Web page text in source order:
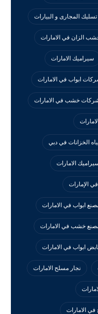
المجارى و البيارات
الزان في الامارات
سيراميك الامارات
ابواب في الامارات
خشب في الامارات
الخزانات في دبي
الامارات
الإمارات
ابواب في الامارات
خشب في الامارات
ابواب في الامارات
نجار مسلح الامارات
الامارات